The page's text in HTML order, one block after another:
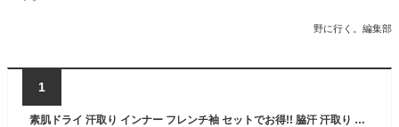
野に行く。編集部
1
素肌ドライ 汗取り インナー フレンチ袖 セットでお得!! 脇汗 汗取り インナーシャツ パッド付き レディース 女性 婦人 春夏 汗染み 防止 汗 対策 半袖 シャツ 綿混 汗とり パット付き 吸汗速乾 送料無料 白鷲ニット工業 S5022B-RT